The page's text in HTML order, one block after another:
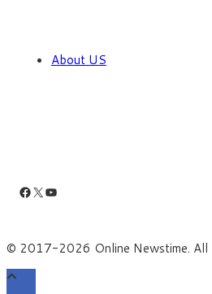
About US
Facebook
X YouTube
© 2017-2026 Online Newstime. All